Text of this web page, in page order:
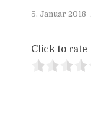
5. Januar 2018
Click to rate